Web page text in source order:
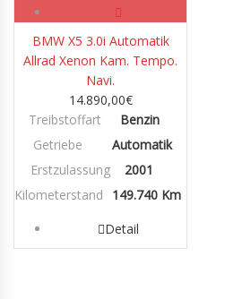
BMW X5 3.0i Automatik
Allrad Xenon Kam. Tempo.
Navi.
14.890,00€
Treibstoffart
Benzin
Getriebe
Automatik
Erstzulassung
2001
Kilometerstand
149.740 Km
Detail